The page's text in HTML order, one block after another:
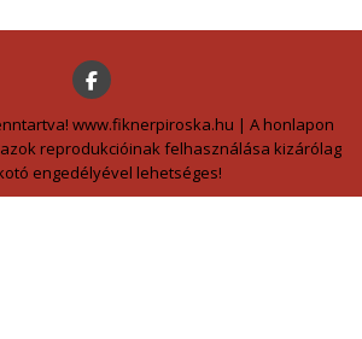
www.fiknerpiroska.hu | A honlapon
reprodukcióinak felhasználása kizárólag
engedélyével lehetséges!